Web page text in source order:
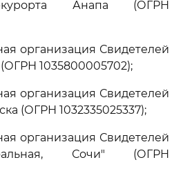
курорта Анапа (ОГРН
организация Свидетелей
1035800005702);
организация Свидетелей
(ОГРН 1032335025337);
организация Свидетелей
Сочи" (ОГРН